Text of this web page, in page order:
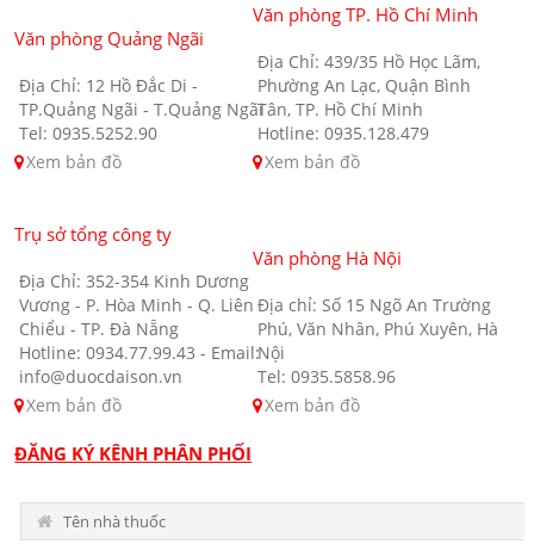
Văn phòng Quảng Ngãi
Địa Chỉ: 12 Hồ Đắc Di -
TP.Quảng Ngãi - T.Quảng Ngãi
Tel: 0935.5252.90
Xem bản đồ
Văn phòng TP. Hồ Chí Minh
Địa Chỉ: 439/35 Hồ Học Lãm,
Phường An Lạc, Quận Bình
Tân, TP. Hồ Chí Minh
Hotline: 0935.128.479
Xem bản đồ
Trụ sở tổng công ty
Địa Chỉ: 352-354 Kinh Dương
Vương - P. Hòa Minh - Q. Liên
Chiểu - TP. Đà Nẵng
Hotline: 0934.77.99.43 - Email:
info@duocdaison.vn
Xem bản đồ
Văn phòng Hà Nội
Địa chỉ: Số 15 Ngõ An Trường
Phú, Văn Nhân, Phú Xuyên, Hà
Nội
Tel: 0935.5858.96
Xem bản đồ
ĐĂNG KÝ KÊNH PHÂN PHỐI